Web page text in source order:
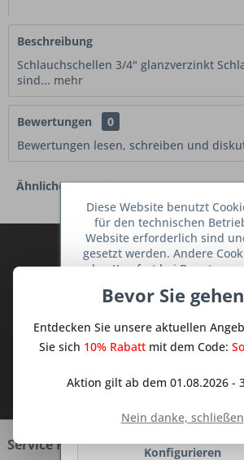
Beschreibung
Schlauchschellen 3/4" glanzverzinkt
sind... mehr
Bewertungen
0
Bewertungen lesen, schreiben und
Ähnliche Artikel
Abonnieren Sie den
TraumKüche Newsletter und
Sie keine Neuigkeit oder Aktion
dem Traum Küchen - Shop.
Ich habe die
Service Hotline
Bevor Sie
Entdecken Sie unsere aktuellen
Sie sich 10% Rabattmit dem Code:
Aktion gilt ab dem 01.08.2026 -
Nein danke, schließen
Diese Website benutzt
für den technischen
Website erforderlich sind
gesetzt werden. Andere
den Komfort bei Benutzung
dienen oder die
Netzwerken vereinfachen
werden nur mit Ihrer
Ablehnen
Konfigurieren